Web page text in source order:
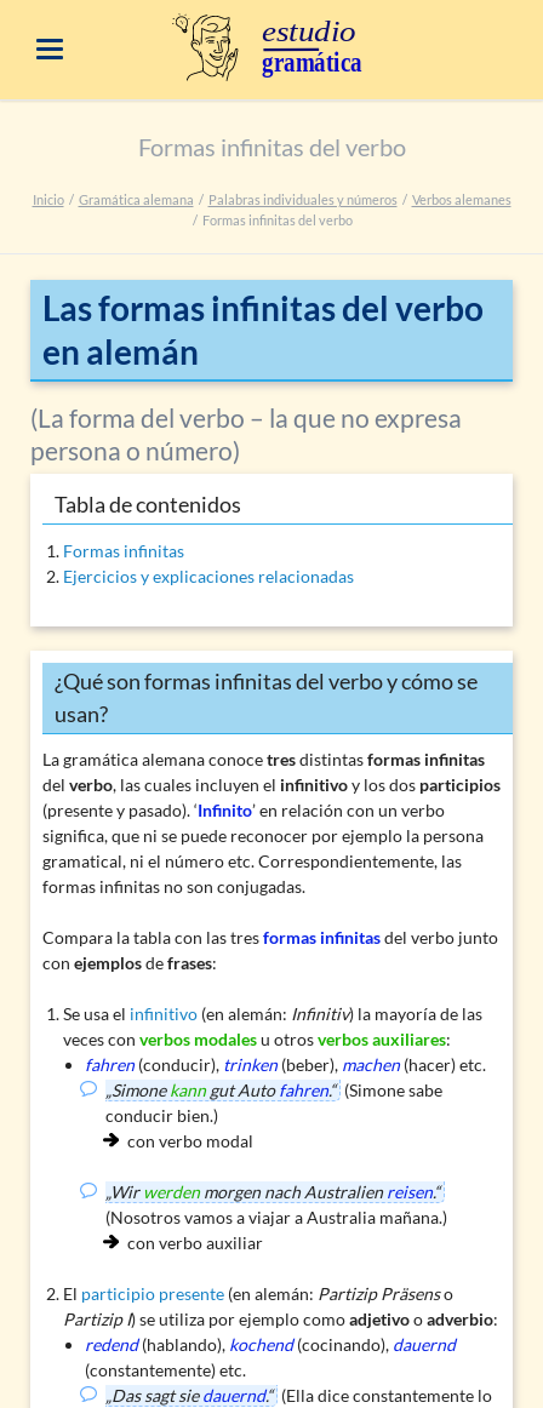
Formas infinitas del verbo
Inicio Gramática alemana Palabras individuales y números
Verbos alemanes
Formas infinitas del verbo
Las formas infinitas del verbo
en alemán
(La forma del verbo – la que no expresa
persona o número)
Tabla de contenidos
Formas infinitas
Ejercicios y explicaciones relacionadas
¿Qué son formas infinitas del verbo y cómo se
usan?
La gramática alemana conocetresdistintasformas infinitas
del verbo, las cuales incluyen el infinitivoy los dos participios
(presente y pasado). ‘Infinito’ en relación con un verbo
significa, que ni se puede reconocer por ejemplo la persona
gramatical, ni el número etc. Correspondientemente, las
formas infinitas no son conjugadas.
Compara la tabla con las tresformas infinitasdel verbo junto
con ejemplosdefrases:
Se usa el infinitivo (en alemán: Infinitiv) la mayoría de las
veces converbos modalesu otrosverbos auxiliares:
fahren(conducir), trinken(beber), machen(hacer) etc.
„Simonekanngut Autofahren.“ (Simone sabe
conducir bien.)
con verbo modal
„Wir werdenmorgen nach Australienreisen.“
(Nosotros vamos a viajar a Australia mañana.)
con verbo auxiliar
El participio presente (en alemán: Partizip Präsenso
Partizip I) se utiliza por ejemplo comoadjetivooadverbio:
redend(hablando), kochend(cocinando), dauernd
(constantemente) etc.
„Das sagt siedauernd.“ (Ella dice constantemente lo